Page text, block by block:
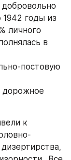
годы из
личного
в
постовую
дорожное
к